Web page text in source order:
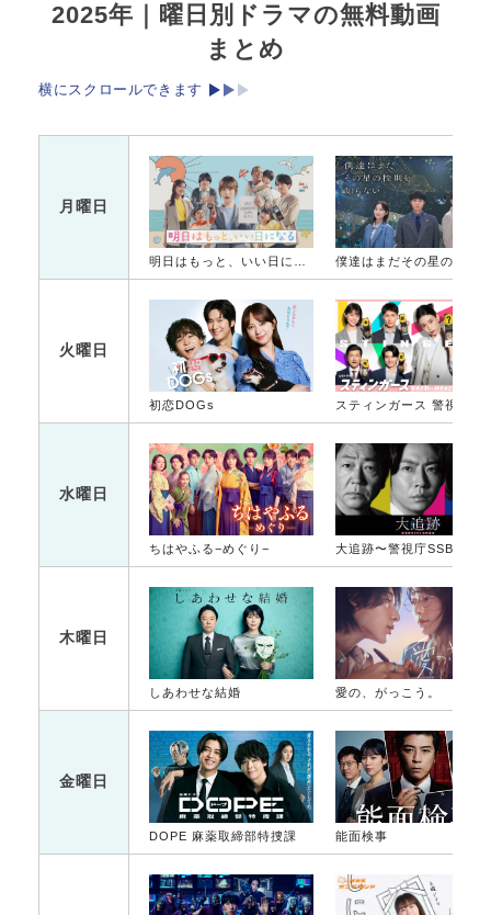
2025年｜曜日別ドラマの無料動画
まとめ
横にスクロールできます
月曜日
明日はもっと、いい日になる
火曜日
初恋DOGs
水曜日
ちはやふる−めぐり−
木曜日
しあわせな結婚 愛の、がっこう。
金曜日
DOPE 麻薬取締部特捜課 能面検事